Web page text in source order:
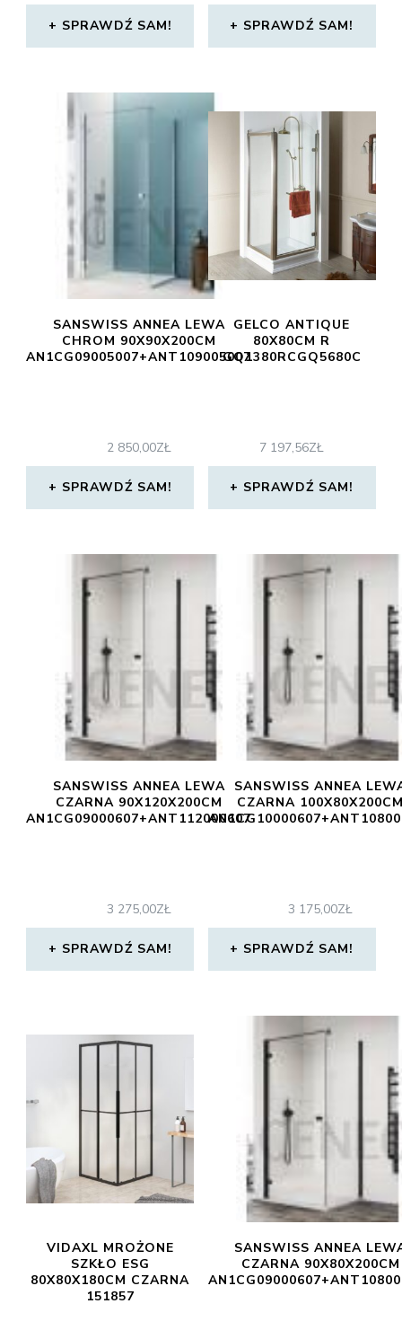
SPRAWDŹ SAM! SPRAWDŹ SAM!
SANSWISS ANNEA LEWA
CHROM 90X90X200CM
AN1CG09005007+ANT109005007
2 850,00ZŁ
SPRAWDŹ SAM!
GELCO ANTIQUE
80X80CM R
GQ1380RCGQ5680C
7 197,56ZŁ
SPRAWDŹ SAM!
SANSWISS ANNEA LEWA
CZARNA 90X120X200CM
AN1CG09000607+ANT112000607
3 275,00ZŁ
SPRAWDŹ SAM!
SANSWISS ANNEA
CZARNA
3 175,00ZŁ
SPRAWDŹ SAM!
VIDAXL MROŻONE
SZKŁO ESG
80X80X180CM CZARNA
151857
SANSWISS ANNEA
CZARNA 90X80X200CM